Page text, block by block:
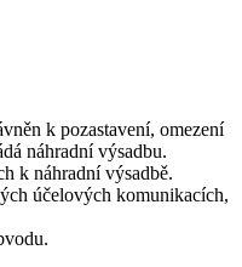
k pozastavení, omezení
náhradní výsadbu.
k náhradní výsadbě.
účelových komunikacích,